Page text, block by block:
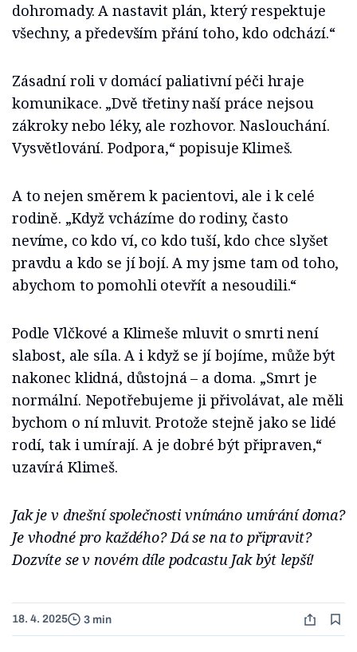
dohromady. A nastavit plán, který respektuje
všechny, a především přání toho, kdo odchází.“
Zásadní roli v domácí paliativní péči hraje
komunikace. „Dvě třetiny naší práce nejsou
zákroky nebo léky, ale rozhovor. Naslouchání.
Vysvětlování. Podpora,“ popisuje Klimeš.
A to nejen směrem k pacientovi, ale i k celé
rodině. „Když vcházíme do rodiny, často
nevíme, co kdo ví, co kdo tuší, kdo chce slyšet
pravdu a kdo se jí bojí. A my jsme tam od toho,
abychom to pomohli otevřít a nesoudili.“
Podle Vlčkové a Klimeše mluvit o smrti není
slabost, ale síla. A i když se jí bojíme, může být
nakonec klidná, důstojná – a doma. „Smrt je
normální. Nepotřebujeme ji přivolávat, ale měli
bychom o ní mluvit. Protože stejně jako se lidé
rodí, tak i umírají. A je dobré být připraven,“
uzavírá Klimeš.
Jak je v dnešní společnosti vnímáno umírání doma?
Je vhodné pro každého? Dá se na to připravit?
Dozvíte se v novém díle podcastu Jak být lepší!
18. 4. 2025 3 min